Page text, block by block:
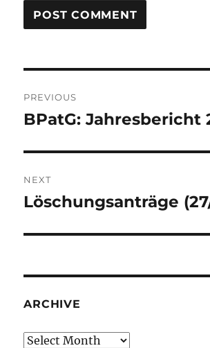
navigation
PREVIOUS
Previous
BPatG: Jahresbericht
NEXT
Next
Löschungsanträge
ARCHIVE
Archive